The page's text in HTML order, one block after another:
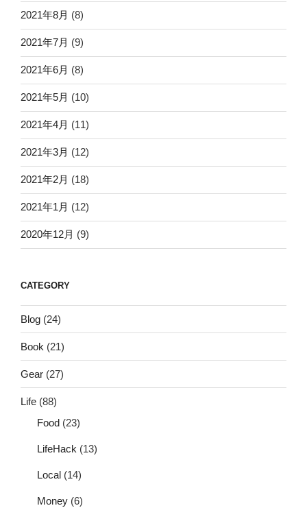
2021年8月 (8)
2021年7月 (9)
2021年6月 (8)
2021年5月 (10)
2021年4月 (11)
2021年3月 (12)
2021年2月 (18)
2021年1月 (12)
2020年12月 (9)
CATEGORY
Blog (24)
Book (21)
Gear (27)
Life (88)
Food (23)
LifeHack (13)
Local (14)
Money (6)